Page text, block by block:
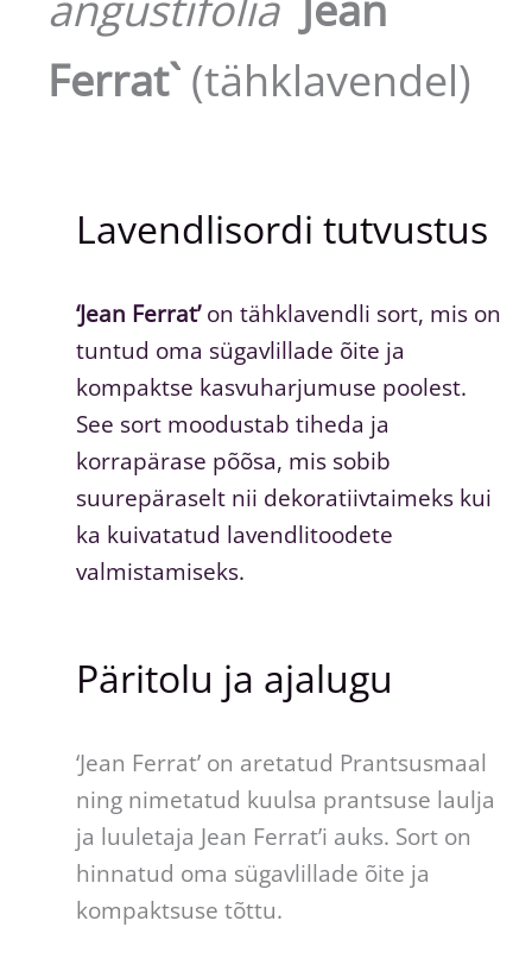
Ferrat` (tähklavendel)
Lavendlisordi tutvustus
‘Jean Ferrat’on tähklavendli sort, mis on
tuntud oma sügavlillade õite ja
kompaktse kasvuharjumuse poolest.
See sort moodustab tiheda ja
korrapärase põõsa, mis sobib
suurepäraselt nii dekoratiivtaimeks kui
ka kuivatatud lavendlitoodete
valmistamiseks.
Päritolu ja ajalugu
‘Jean Ferrat’ on aretatud Prantsusmaal
ning nimetatud kuulsa prantsuse laulja
ja luuletaja Jean Ferrat’i auks. Sort on
hinnatud oma sügavlillade õite ja
kompaktsuse tõttu.